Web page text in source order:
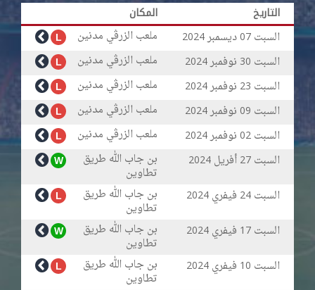
المكان
التاريخ
L
ملعب الزرڨي مدنين السبت07 ديسمبر2024
L ملعب الزرڨي مدنين السبت 30 نوفمبر2024
L ملعب الزرڨي مدنين السبت 23 نوفمبر2024
L ملعب الزرڨي مدنين السبت 09 نوفمبر2024
L ملعب الزرڨي مدنين السبت02 نوفمبر2024
W بن جاب الله طريق
تطاوين
السبت27 أفريل2024
L بن جاب الله طريق
تطاوين
السبت24 فيفري2024
W بن جاب الله طريق
تطاوين
السبت17 فيفري2024
L بن جاب الله طريق
تطاوين
السبت 10 فيفري2024